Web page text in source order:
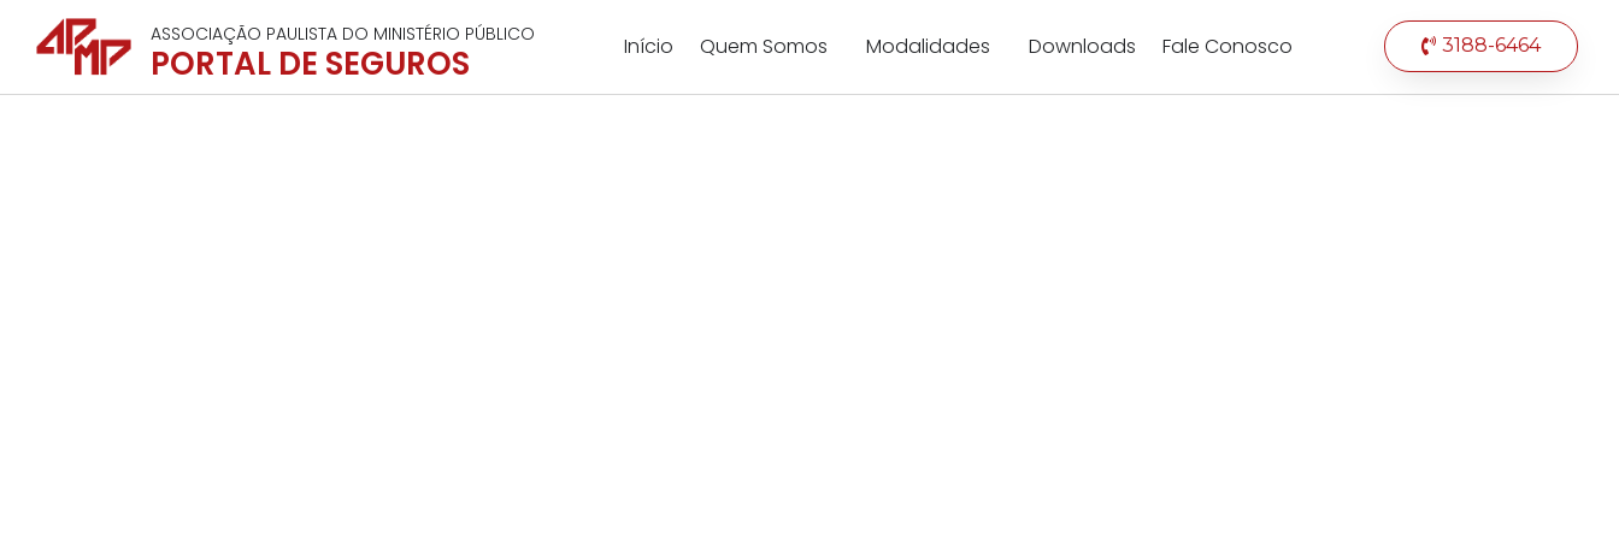
ASSOCIAÇÃO PAULISTA DO MINISTÉRIO PÚBLICO
PORTAL DE SEGUROS Início Quem Somos Modalidades Downloads Fale Conosco 3188-6464